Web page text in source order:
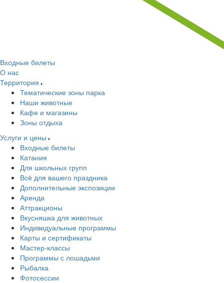
Входные билеты
О нас
Территория
Тематические зоны парка
Наши животные
Кафе и магазины
Зоны отдыха
Услуги и цены
Входные билеты
Катания
Для школьных групп
Всё для вашего праздника
Дополнительные экспозиции
Аренда
Аттракционы
Вкусняшка для животных
Индивидуальные программы
Карты и сертификаты
Мастер-классы
Программы с лошадьми
Рыбалка
Фотосессии